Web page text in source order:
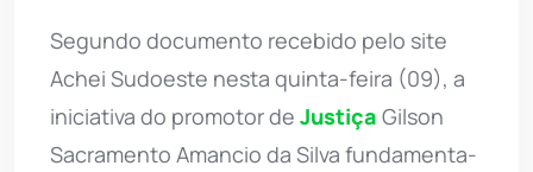
Segundo documento recebido pelo site
Achei Sudoeste nesta quinta-feira (09), a
iniciativa do promotor de Justiça Gilson
Sacramento Amancio da Silva fundamenta-